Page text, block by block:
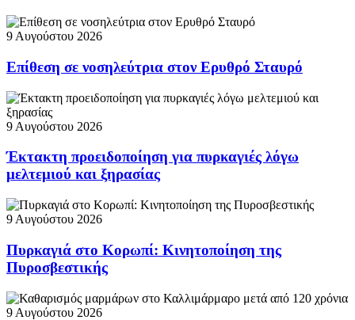
9 Αυγούστου 2026
Επίθεση σε νοσηλεύτρια στον Ερυθρό Σταυρό
9 Αυγούστου 2026
Έκτακτη προειδοποίηση για πυρκαγιές λόγω
μελτεμιού και ξηρασίας
9 Αυγούστου 2026
Πυρκαγιά στο Κορωπί: Κινητοποίηση της
Πυροσβεστικής
9 Αυγούστου 2026